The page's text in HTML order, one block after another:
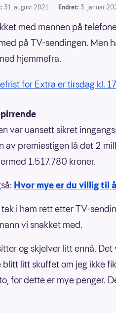
31. august 2021 Endret: 3. januar
med mannen på
på TV-sendingen. Men
hjemmefra.
for Extra er tirsdag kl.
var uansett sikret
av premiestigen lå det 2
1.517.780 kroner.
Hvor mye er du villig til
i ham rett etter TV-
vi snakket med.
og skjelver litt ennå.
blitt litt skuffet om jeg ikke
for dette er mye penger.